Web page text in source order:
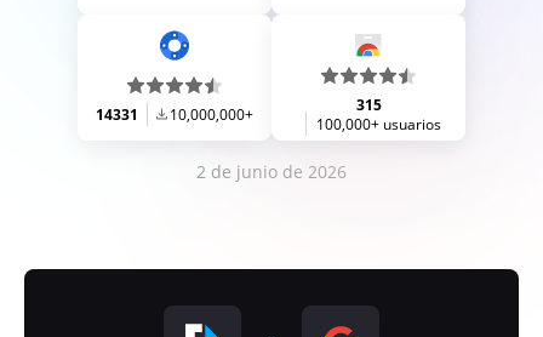
14331 10,000,000+
315
100,000+ usuarios
2 de junio de 2026